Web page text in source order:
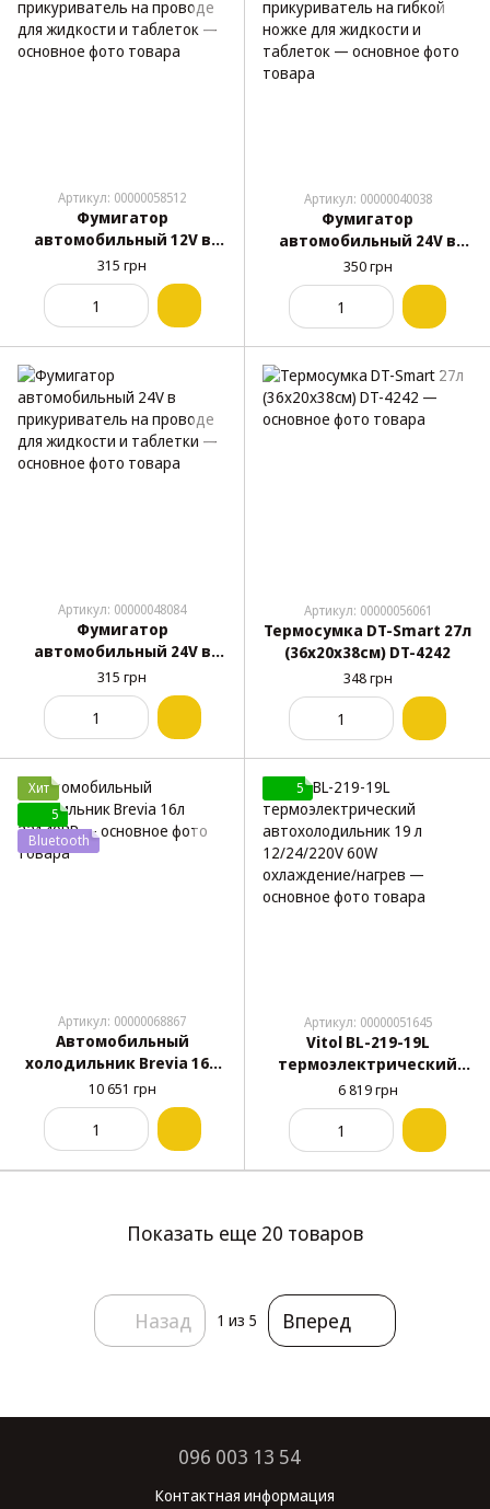
Артикул: 00000058512
Фумигатор
автомобильный 12V в
прикуриватель на
проводе для жидкости и
таблеток
315 грн
Артикул: 00000040038
Фумигатор
автомобильный 24V в
прикуриватель на
гибкой ножке для
жидкости и таблеток
350 грн
Артикул: 00000048084
Фумигатор
автомобильный 24V в
прикуриватель на
проводе для жидкости и
таблетки
315 грн
Артикул: 00000056061
Термосумка DT-Smart 27л
(36х20х38см) DT-4242
348 грн
Хит
5
Bluetooth
Артикул: 00000068867
Автомобильный
холодильник Brevia 16л
22140BR
10 651 грн
5
Артикул: 00000051645
Vitol BL-219-19L
термоэлектрический
автохолодильник 19 л
12/24/220V 60W
охлаждение/нагрев
6 819 грн
Показать еще 20 товаров
Назад 1 из 5 Вперед
096 003 13 54
Контактная информация